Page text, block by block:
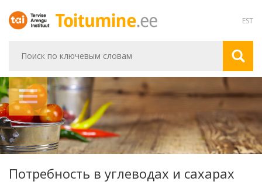
EST
Потребность в углеводах и сахарах